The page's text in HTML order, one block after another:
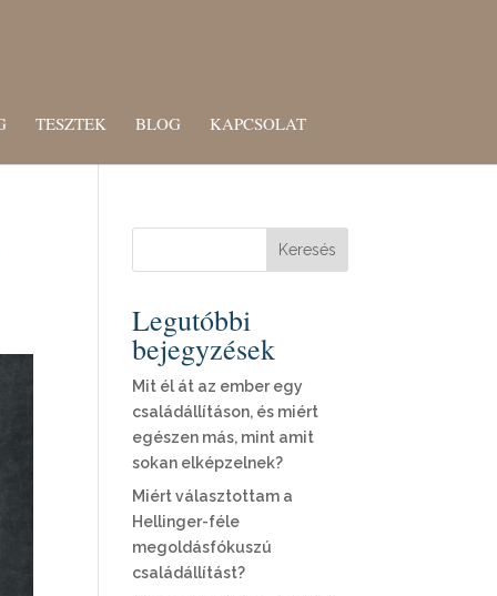
TESZTEK BLOG KAPCSOLAT
Keresés
Legutóbbi
bejegyzések
Mit él át az ember egy
családállításon, és miért
egészen más, mint amit
sokan elképzelnek?
Miért választottam a
Hellinger-féle
megoldásfókuszú
családállítást?